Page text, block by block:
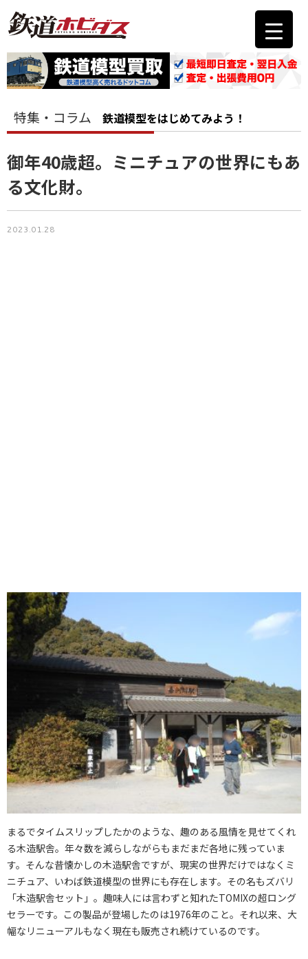
特集・コラム 鉄道模型をはじめてみよう！
御年40歳超。ミニチュアの世界にもあ
る文化財。
2023.01.28
まるでタイムスリップしたかのような、趣のある風情を見せてくれ
る木造駅舎。年々数を減らしながらもまだまだ各地に残っていま
す。そんな昔懐かしの木造駅舎ですが、現実の世界だけではなくミ
ニチュア、いわば鉄道模型の世界にも存在します。その名もズバリ
「木造駅舎セット」。趣味人には言わずと知れたTOMIXの超ロング
セラーです。この製品が登場したのは1976年のこと。それ以来、大
幅なリニューアルもなく現在も販売され続けているのです。